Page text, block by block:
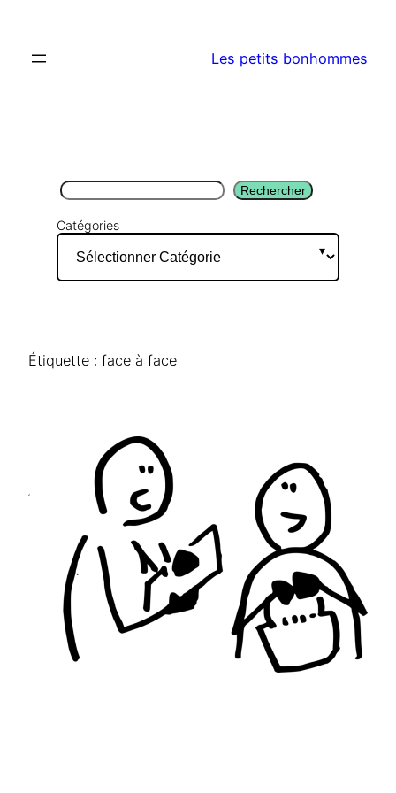
contenu
Les petits bonhommes
Rechercher Rechercher
Catégories
Étiquette : face à face